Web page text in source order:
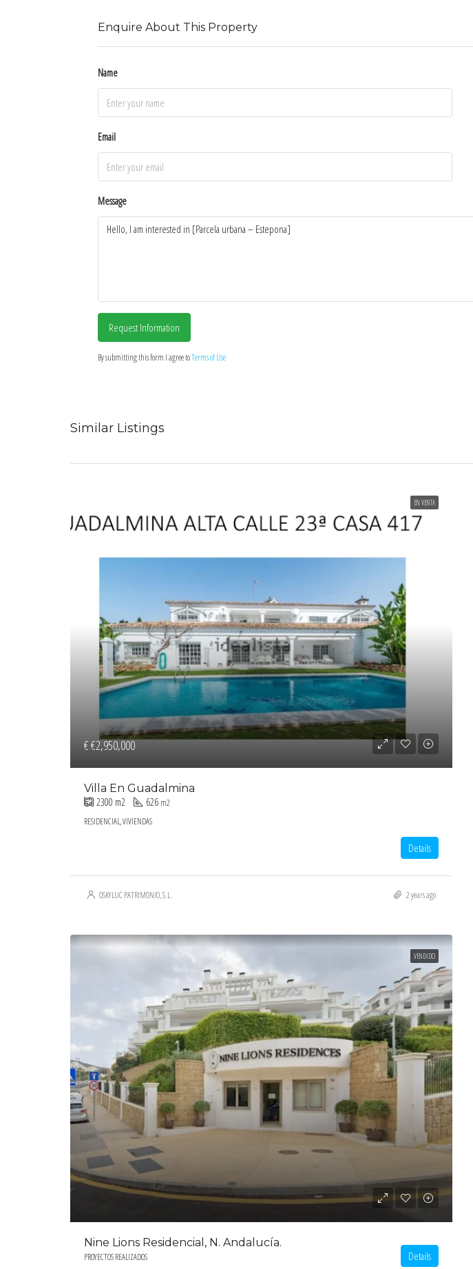
Enquire About This Property
Name
Email
Message
Request Information
By submitting this form I agree toTerms of Use
Similar Listings
EN VENTA
€€2,950,000
Villa En Guadalmina
2300 m2 626 m2
RESIDENCIAL, VIVIENDAS
Details
OSKYLUC PATRIMONIO, S.L. 2 years ago
VENDIDO
Nine Lions Residencial, N. Andalucía.
PROYECTOS REALIZADOS Details